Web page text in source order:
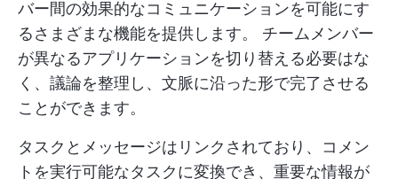
バー間の効果的なコミュニケーションを可能にす
るさまざまな機能を提供します。 チームメンバー
が異なるアプリケーションを切り替える必要はな
く、議論を整理し、文脈に沿った形で完了させる
ことができます。
タスクとメッセージはリンクされており、コメン
トを実行可能なタスクに変換でき、重要な情報が